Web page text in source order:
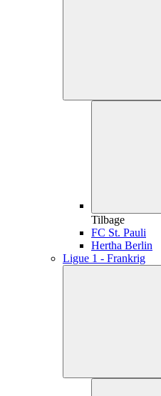
Tilbage
FC St. Pauli
Hertha Berlin
Ligue 1 - Frankrig